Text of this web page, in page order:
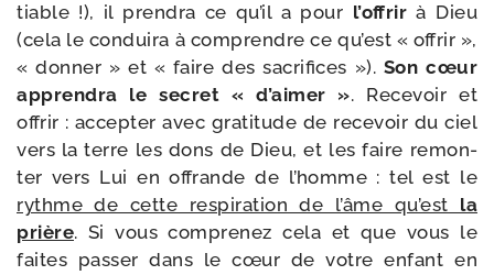
tiable !), il pren­dra ce qu’il a pour l’of­frir à Dieu
(cela le condui­ra à com­prendre ce qu’est « offrir »,
« don­ner » et « faire des sacri­fices »). Son cœur
appren­dra le secret « d’ai­mer ». Recevoir et
offrir : accep­ter avec gra­ti­tude de rece­voir du ciel
vers la terre les dons de Dieu, et les faire remon­
ter vers Lui en offrande de l’homme : tel est le
rythme de cette res­pi­ra­tion de l’âme qu’est la
prière. Si vous com­pre­nez cela et que vous le
faites pas­ser dans le cœur de votre enfant en